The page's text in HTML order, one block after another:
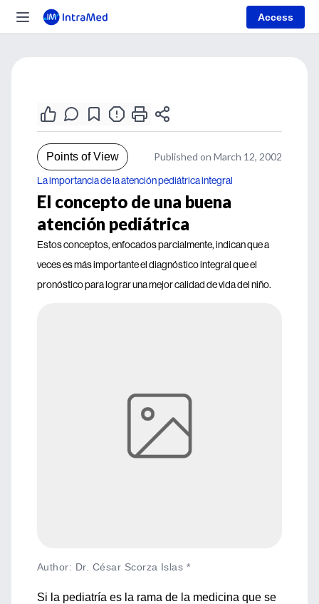
Access
Points of View Published on March 12, 2002
La importancia de la atención pediátrica integral
El concepto de una buena
atención pediátrica
Estos conceptos, enfocados parcialmente, indican que a
veces es más importante el diagnóstico integral que el
pronóstico para lograr una mejor calidad de vida del niño.
Author: Dr. César Scorza Islas *
Si la pediatría es la rama de la medicina que se